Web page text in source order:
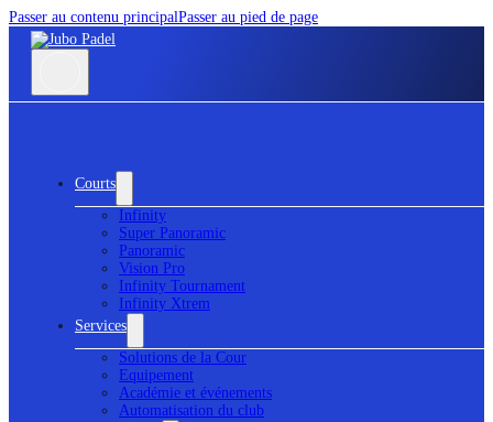
Passer au contenu principalPasser au pied de page
Courts
Infinity
Super Panoramic
Panoramic
Vision Pro
Infinity Tournament
Infinity Xtrem
Services
Solutions de la Cour
Equipement
Académie et événements
Automatisation du club